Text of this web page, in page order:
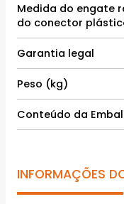
Medida do engate
do conector
Garantia legal
Peso (kg)
Conteúdo da
INFORMAÇÕES